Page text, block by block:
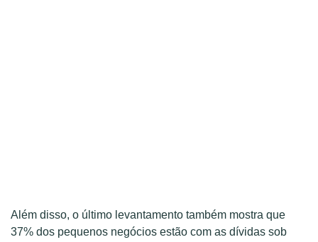
Além disso, o último levantamento também mostra que
37% dos pequenos negócios estão com as dívidas sob